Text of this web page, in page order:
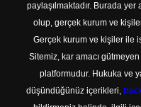
paylaşılmaktadır. Burada
olup, gerçek kurum ve
Gerçek kurum ve kişiler ile
Sitemiz, kar amacı
platformudur. Hukuka ve
düşündüğünüz içerikleri,